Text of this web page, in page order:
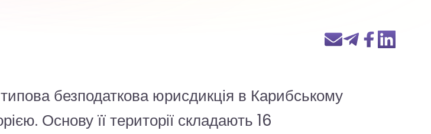
безподаткова юрисдикція в Карибському
Основу її території складають 16